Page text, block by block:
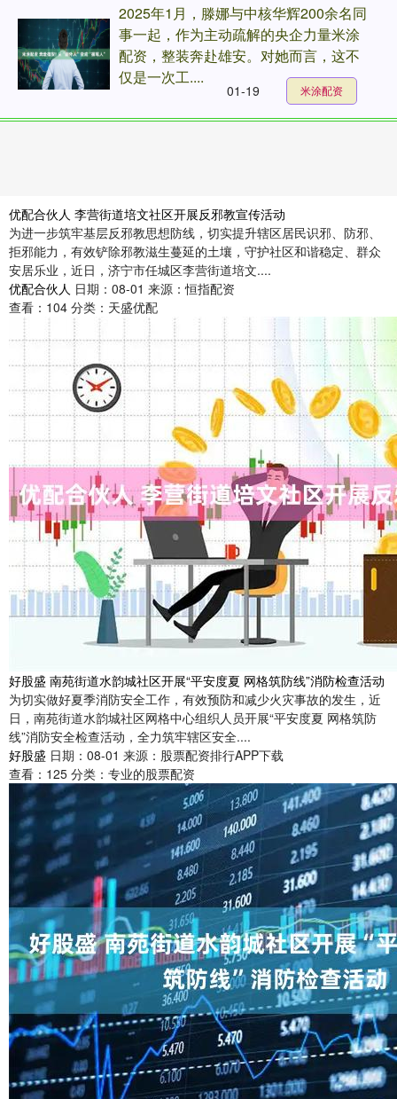
2025年1月，滕娜与中核华辉200余名同
事一起，作为主动疏解的央企力量米涂
配资，整装奔赴雄安。对她而言，这不
仅是一次工....
米涂配资
01-19
优配合伙人 李营街道培文社区开展反邪教宣传活动
为进一步筑牢基层反邪教思想防线，切实提升辖区居民识邪、防邪、
拒邪能力，有效铲除邪教滋生蔓延的土壤，守护社区和谐稳定、群众
安居乐业，近日，济宁市任城区李营街道培文....
优配合伙人 日期：08-01 来源：恒指配资
查看： 104 分类： 天盛优配
好股盛 南苑街道水韵城社区开展“平安度夏 网格筑防线”消防检查活动
为切实做好夏季消防安全工作，有效预防和减少火灾事故的发生，近
日，南苑街道水韵城社区网格中心组织人员开展“平安度夏 网格筑防
线”消防安全检查活动，全力筑牢辖区安全....
好股盛 日期：08-01 来源：股票配资排行APP下载
查看： 125 分类： 专业的股票配资